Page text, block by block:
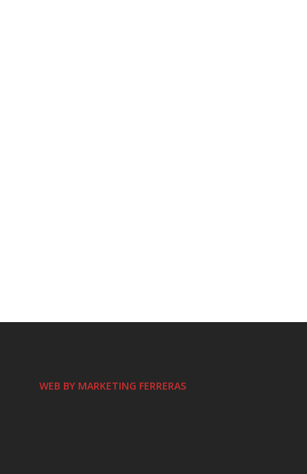
WEB BY MARKETING FERRERAS